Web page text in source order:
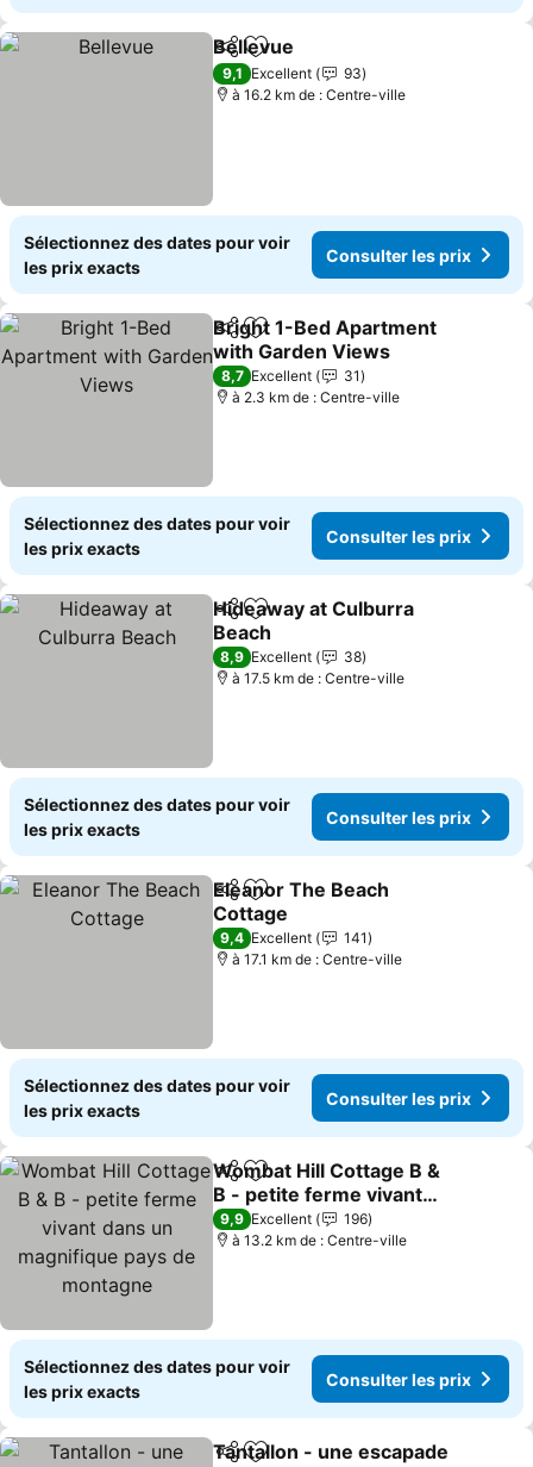
PartagerAjouter à mes favoris
Bellevue
9,1 Excellent
93
à 16.2 km de : Centre-ville
Sélectionnez des dates pour voir
les prix exacts
Consulter les prix
PartagerAjouter à mes favoris
Bright 1-Bed Apartment
with Garden Views
Consulter les prix
8,7 Excellent
31
à 2.3 km de : Centre-ville
Sélectionnez des dates pour voir
les prix exacts
Consulter les prix
PartagerAjouter à mes favoris
Hideaway at Culburra
Beach
Consulter les prix
8,9 Excellent
38
à 17.5 km de : Centre-ville
Sélectionnez des dates pour voir
les prix exacts
Consulter les prix
PartagerAjouter à mes favoris
Eleanor The Beach
Cottage
Consulter les prix
9,4 Excellent
141
à 17.1 km de : Centre-ville
Sélectionnez des dates pour voir
les prix exacts
Consulter les prix
PartagerAjouter à mes favoris
Wombat Hill Cottage B &
B - petite ferme vivant
dans un magnifique pays
de montagne
Consulter les prix
9,9 Excellent
196
à 13.2 km de : Centre-ville
Sélectionnez des dates pour voir
les prix exacts
Consulter les prix
Partager
Tantallon - une escapade